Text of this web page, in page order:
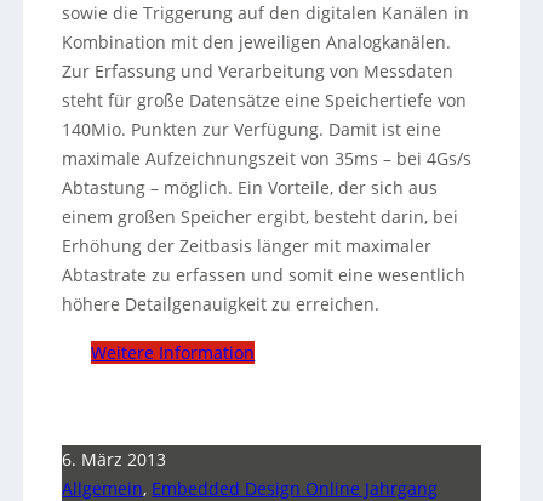
sowie die Triggerung auf den digitalen Kanälen in
Kombination mit den jeweiligen Analogkanälen.
Zur Erfassung und Verarbeitung von Messdaten
steht für große Datensätze eine Speichertiefe von
140Mio. Punkten zur Verfügung. Damit ist eine
maximale Aufzeichnungszeit von 35ms – bei 4Gs/s
Abtastung – möglich. Ein Vorteile, der sich aus
einem großen Speicher ergibt, besteht darin, bei
Erhöhung der Zeitbasis länger mit maximaler
Abtastrate zu erfassen und somit eine wesentlich
höhere Detailgenauigkeit zu erreichen.
Weitere Information
6. März 2013
Allgemein, Embedded Design Online Jahrgang